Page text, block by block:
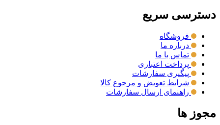
دسترسی سریع
فروشگاه
درباره ما
تماس با ما
پرداخت اعتباری
پیگیری سفارشات
شرایط تعویض و مرجوع کالا
راهنمای ارسال سفارشات
مجوز ها